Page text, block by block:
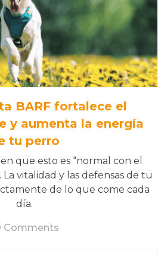
BARF fortalece el
y aumenta la energía
tu perro
que esto es “normal con el
vitalidad y las defensas de tu
de lo que come cada
día.
Comments